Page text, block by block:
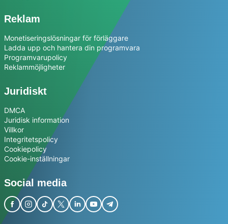
Reklam
Monetiseringslösningar för förläggare
Ladda upp och hantera din programvara
Programvarupolicy
Reklammöjligheter
Juridiskt
DMCA
Juridisk information
Villkor
Integritetspolicy
Cookiepolicy
Cookie-inställningar
Social media